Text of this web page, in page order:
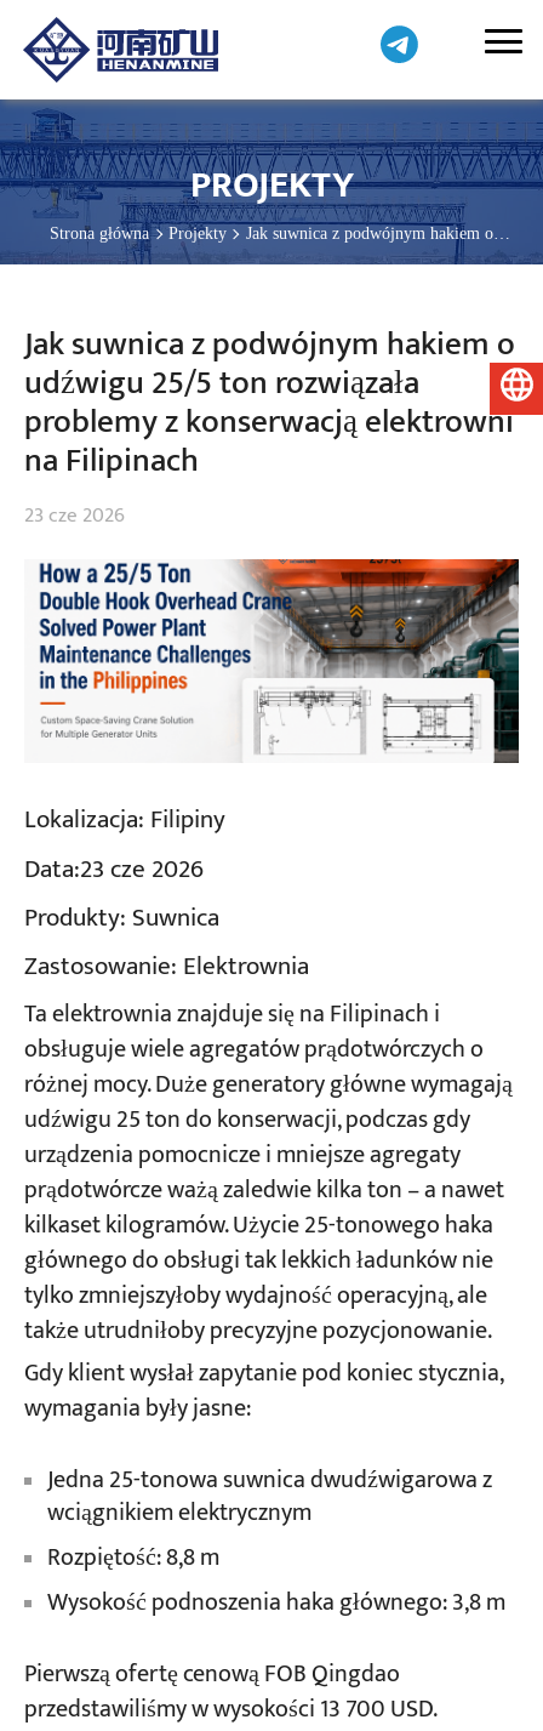
Projekty
Blogi
Aktualności
Aplikacje
O nas
Skontaktuj się z nami
PROJEKTY
Strona główna Projekty
Jak suwnica z podwójnym hakiem o
udźwigu 25/5 ton rozwiązała problemy z konserwacją elektrowni na
Jak suwnica z podwójnym hakiem o
udźwigu 25/5 ton rozwiązała
problemy z konserwacją elektrowni
na Filipinach
23 cze 2026
Lokalizacja: Filipiny
Data:23 cze 2026
Produkty: Suwnica
Zastosowanie: Elektrownia
Ta elektrownia znajduje się na Filipinach i
obsługuje wiele agregatów prądotwórczych o
różnej mocy. Duże generatory główne wymagają
udźwigu 25 ton do konserwacji, podczas gdy
urządzenia pomocnicze i mniejsze agregaty
prądotwórcze ważą zaledwie kilka ton – a nawet
kilkaset kilogramów. Użycie 25-tonowego haka
głównego do obsługi tak lekkich ładunków nie
tylko zmniejszyłoby wydajność operacyjną, ale
także utrudniłoby precyzyjne pozycjonowanie.
Gdy klient wysłał zapytanie pod koniec stycznia,
wymagania były jasne:
Jedna 25-tonowa suwnica dwudźwigarowa z
wciągnikiem elektrycznym
Rozpiętość: 8,8 m
Wysokość podnoszenia haka głównego: 3,8 m
Pierwszą ofertę cenową FOB Qingdao
przedstawiliśmy w wysokości 13 700 USD.
Polski